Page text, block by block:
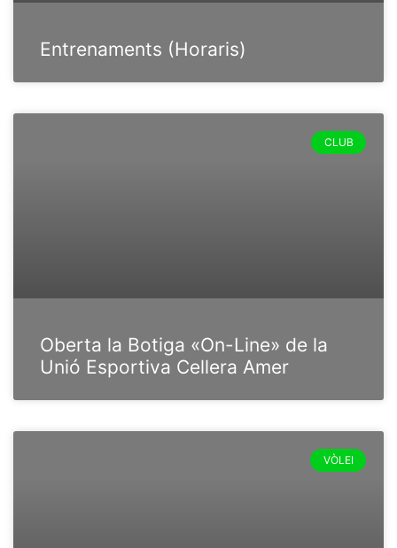
Entrenaments (Horaris)
CLUB
Oberta la Botiga «On-Line» de la
Unió Esportiva Cellera Amer
VÒLEI